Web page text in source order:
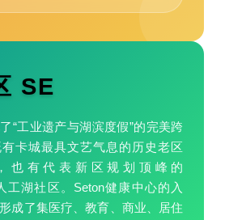
SE
“工业遗产与湖滨度假”的完美跨
卡城最具文艺气息的历史老区
，也有代表新区规划顶峰的
工湖社区。Seton健康中心的入
成了集医疗、教育、商业、居住